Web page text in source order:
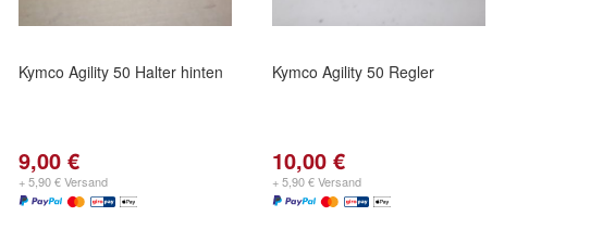
Kymco Agility 50 Halter hinten
9,00 €
+ 5,90 € Versand
Kymco Agility 50 Regler
10,00 €
+ 5,90 € Versand